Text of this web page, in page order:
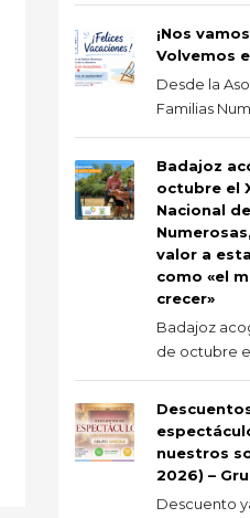
¡Nos
Volvemos
Desde la
Familias
Badajoz
octubre el
Nacional
valor a
como «el
crecer»
Badajoz
de octubre el
nuestros
2026) –
Descuento